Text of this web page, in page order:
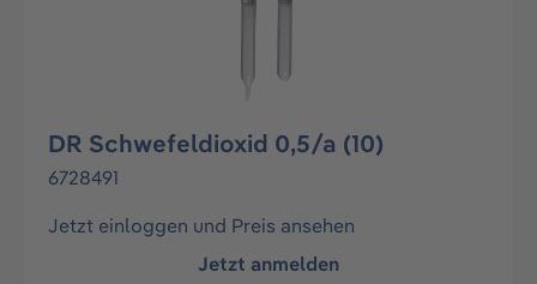
DR Schwefeldioxid 0,5/a (10)
6728491
Jetzt einloggen und Preis ansehen
Jetzt anmelden